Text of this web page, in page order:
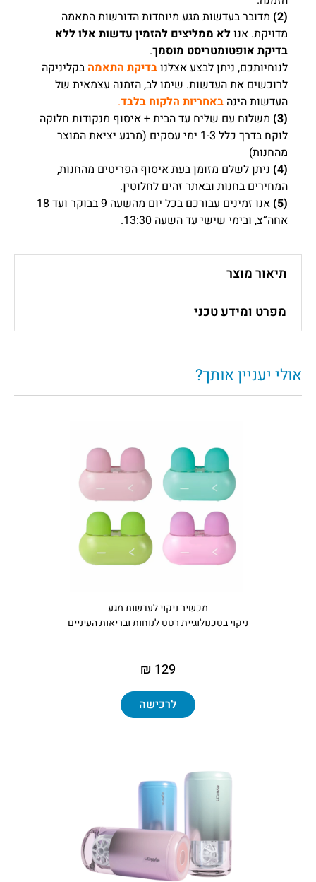
(2)
מדובר בעדשות מגע מיוחדות הדורשות התאמה
מדויקת. אנולא ממליצים להזמין עדשות אלו ללא
בדיקת אופטומטריסט מוסמך.
לנוחיותכם, ניתן לבצע אצלנובדיקת התאמה בקליניקה
לרוכשים את העדשות. שימו לב, הזמנה עצמאית של
העדשות הינה באחריות הלקוח בלבד.
(3)
משלוח עם שליח עד הבית + איסוף מנקודות חלוקה
לוקח בדרך כלל 1-3 ימי עסקים (מרגע יציאת המוצר
מהחנות)
(4)
ניתן לשלם מזומן בעת איסוף הפריטים מהחנות,
המחירים בחנות ובאתר זהים לחלוטין.
(5)
אנו זמינים עבורכם בכל יום מהשעה 9 בבוקר ועד 18
אחה”צ, ובימי שישי עד השעה 13:30.
תיאור מוצר
מפרט ומידע טכני
אולי יעניין אותך?
מכשיר ניקוי לעדשות מגע
ניקוי בטכנולוגיית רטט לנוחות ובריאות העיניים
129 ₪
לרכישה